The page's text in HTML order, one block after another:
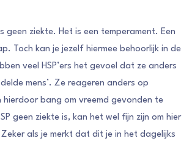
geen ziekte. Het is een temperament. Een
Toch kan je jezelf hiermee behoorlijk in de
veel HSP’ers het gevoel dat ze anders
mens’. Ze reageren anders op
hierdoor bang om vreemd gevonden te
geen ziekte is, kan het wel fijn zijn om hier
als je merkt dat dit je in het dagelijks